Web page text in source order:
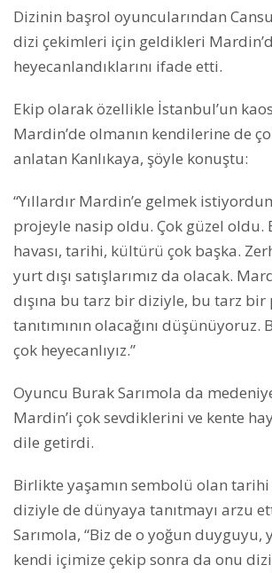
Dizinin başrol oyuncularından
dizi çekimleri için geldikleri
heyecanlandıklarını ifade etti.
Ekip olarak özellikle İstanbul’un
Mardin’de olmanın kendilerine de
anlatan Kanlıkaya, şöyle konuştu:
“Yıllardır Mardin’e gelmek
projeyle nasip oldu. Çok güzel oldu.
havası, tarihi, kültürü çok başka.
yurt dışı satışlarımız da olacak.
dışına bu tarz bir diziyle, bu tarz bir
tanıtımının olacağını düşünüyoruz.
çok heyecanlıyız.”
Oyuncu Burak Sarımola da
Mardin’i çok sevdiklerini ve kente
dile getirdi.
Birlikte yaşamın sembolü olan
diziyle de dünyaya tanıtmayı arzu
Sarımola, “Biz de o yoğun duyguyu,
kendi içimize çekip sonra da onu